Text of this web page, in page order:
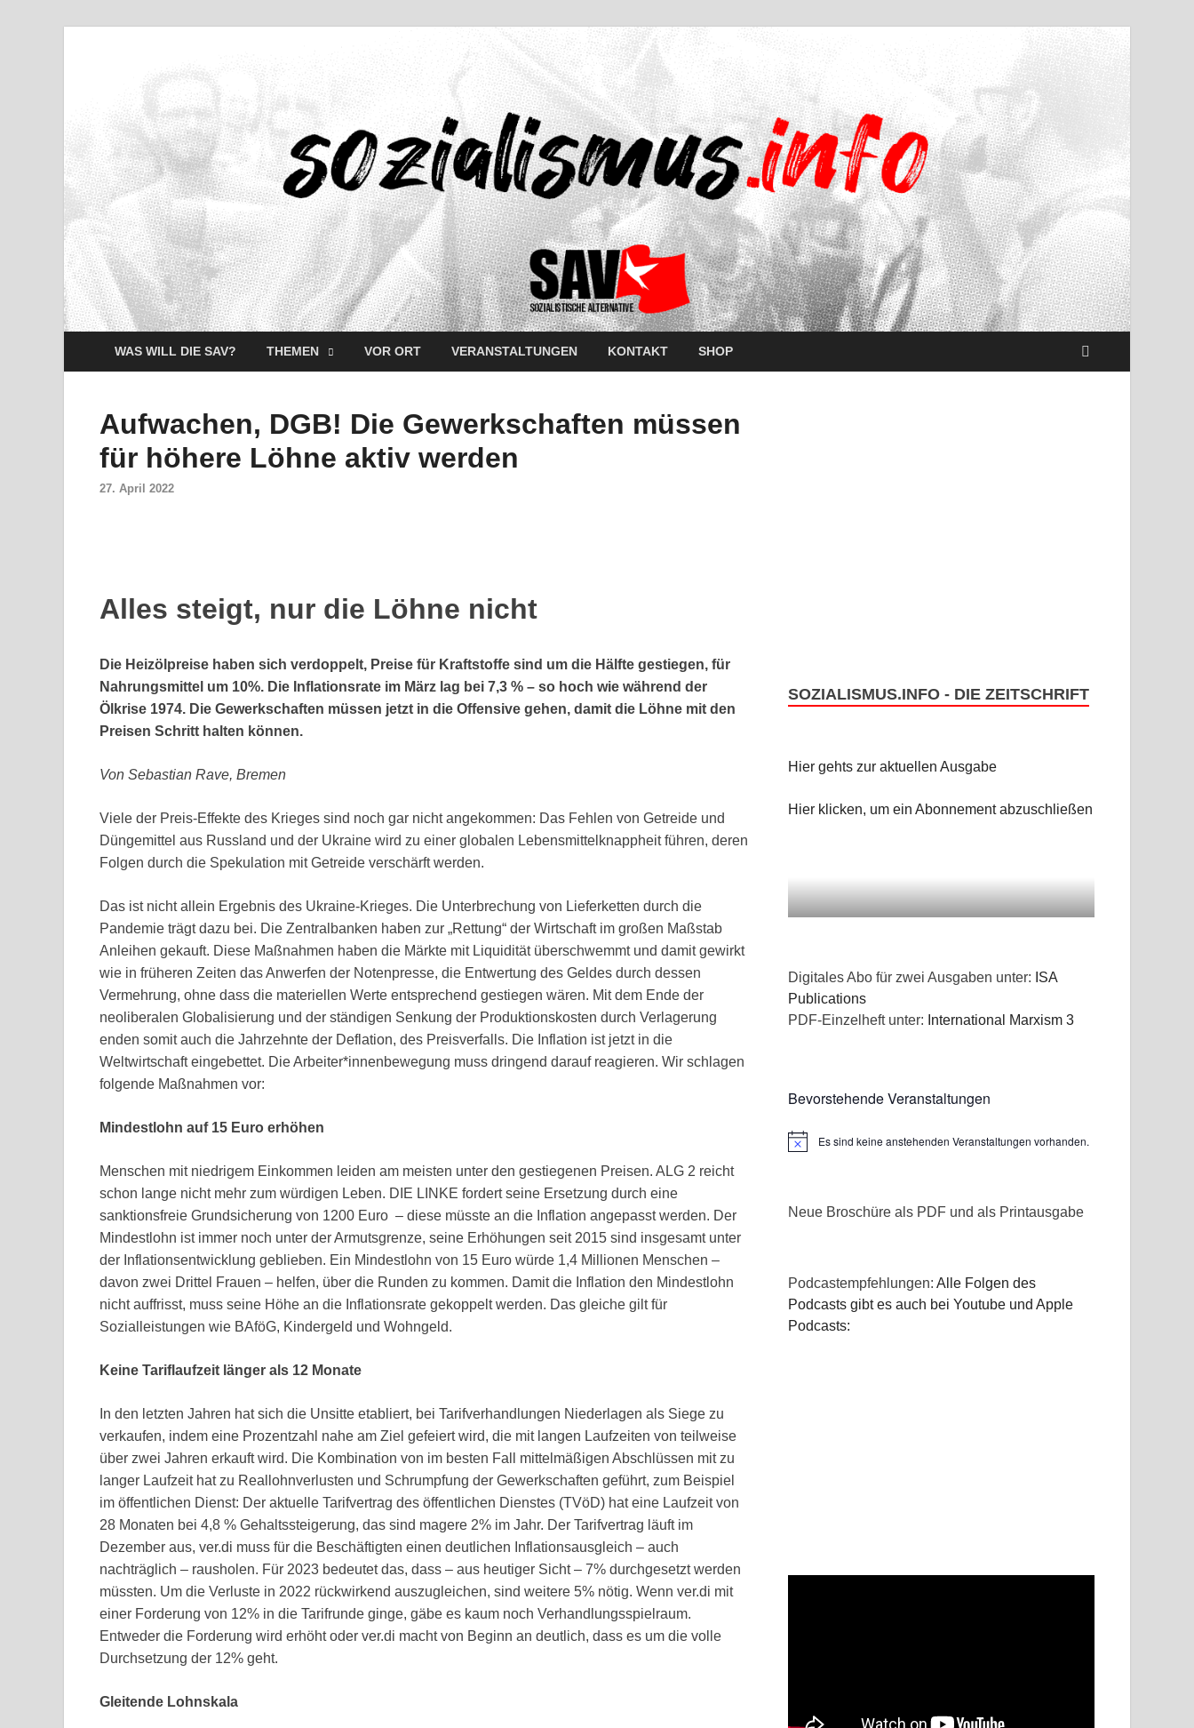
WAS WILL DIE SAV? THEMEN VOR ORT VERANSTALTUNGEN KONTAKT SHOP
Aufwachen, DGB! Die Gewerkschaften müssen
für höhere Löhne aktiv werden
27. April 2022
Alles steigt, nur die Löhne nicht
Die Heizölpreise haben sich verdoppelt, Preise für Kraftstoffe sind um die Hälfte gestiegen, für
Nahrungsmittel um 10%. Die Inflationsrate im März lag bei 7,3 % – so hoch wie während der
Ölkrise 1974. Die Gewerkschaften müssen jetzt in die Offensive gehen, damit die Löhne mit den
Preisen Schritt halten können.
Von Sebastian Rave, Bremen
Viele der Preis-Effekte des Krieges sind noch gar nicht angekommen: Das Fehlen von Getreide und
Düngemittel aus Russland und der Ukraine wird zu einer globalen Lebensmittelknappheit führen, deren
Folgen durch die Spekulation mit Getreide verschärft werden.
Das ist nicht allein Ergebnis des Ukraine-Krieges. Die Unterbrechung von Lieferketten durch die
Pandemie trägt dazu bei. Die Zentralbanken haben zur „Rettung“ der Wirtschaft im großen Maßstab
Anleihen gekauft. Diese Maßnahmen haben die Märkte mit Liquidität überschwemmt und damit gewirkt
wie in früheren Zeiten das Anwerfen der Notenpresse, die Entwertung des Geldes durch dessen
Vermehrung, ohne dass die materiellen Werte entsprechend gestiegen wären. Mit dem Ende der
neoliberalen Globalisierung und der ständigen Senkung der Produktionskosten durch Verlagerung
enden somit auch die Jahrzehnte der Deflation, des Preisverfalls. Die Inflation ist jetzt in die
Weltwirtschaft eingebettet. Die Arbeiter*innenbewegung muss dringend darauf reagieren. Wir schlagen
folgende Maßnahmen vor:
Mindestlohn auf 15 Euro erhöhen
Menschen mit niedrigem Einkommen leiden am meisten unter den gestiegenen Preisen. ALG 2 reicht
schon lange nicht mehr zum würdigen Leben. DIE LINKE fordert seine Ersetzung durch eine
sanktionsfreie Grundsicherung von 1200 Euro – diese müsste an die Inflation angepasst werden. Der
Mindestlohn ist immer noch unter der Armutsgrenze, seine Erhöhungen seit 2015 sind insgesamt unter
der Inflationsentwicklung geblieben. Ein Mindestlohn von 15 Euro würde 1,4 Millionen Menschen –
davon zwei Drittel Frauen – helfen, über die Runden zu kommen. Damit die Inflation den Mindestlohn
nicht auffrisst, muss seine Höhe an die Inflationsrate gekoppelt werden. Das gleiche gilt für
Sozialleistungen wie BAföG, Kindergeld und Wohngeld.
Keine Tariflaufzeit länger als 12 Monate
In den letzten Jahren hat sich die Unsitte etabliert, bei Tarifverhandlungen Niederlagen als Siege zu
verkaufen, indem eine Prozentzahl nahe am Ziel gefeiert wird, die mit langen Laufzeiten von teilweise
über zwei Jahren erkauft wird. Die Kombination von im besten Fall mittelmäßigen Abschlüssen mit zu
langer Laufzeit hat zu Reallohnverlusten und Schrumpfung der Gewerkschaften geführt, zum Beispiel
im öffentlichen Dienst: Der aktuelle Tarifvertrag des öffentlichen Dienstes (TVöD) hat eine Laufzeit von
28 Monaten bei 4,8 % Gehaltssteigerung, das sind magere 2% im Jahr. Der Tarifvertrag läuft im
Dezember aus, ver.di muss für die Beschäftigten einen deutlichen Inflationsausgleich – auch
nachträglich – rausholen. Für 2023 bedeutet das, dass – aus heutiger Sicht – 7% durchgesetzt werden
müssten. Um die Verluste in 2022 rückwirkend auszugleichen, sind weitere 5% nötig. Wenn ver.di mit
einer Forderung von 12% in die Tarifrunde ginge, gäbe es kaum noch Verhandlungsspielraum.
Entweder die Forderung wird erhöht oder ver.di macht von Beginn an deutlich, dass es um die volle
Durchsetzung der 12% geht.
Gleitende Lohnskala
SOZIALISMUS.INFO - DIE ZEITSCHRIFT
Hier gehts zur aktuellen Ausgabe
Hier klicken, um ein Abonnement abzuschließen
Digitales Abo für zwei Ausgaben unter: ISA
Publications
PDF-Einzelheft unter: International Marxism 3
Bevorstehende Veranstaltungen
HinweisEs sind keine anstehenden Veranstaltungen vorhanden.
Neue Broschüre als PDF und als Printausgabe
Podcastempfehlungen:Alle Folgen des
Podcasts gibt es auch bei Youtube und Apple
Podcasts: